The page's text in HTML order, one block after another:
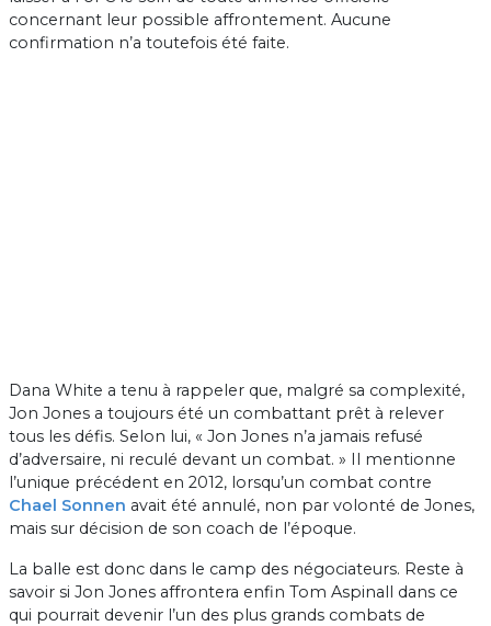
concernant leur possible affrontement. Aucune
confirmation n’a toutefois été faite.
Dana White a tenu à rappeler que, malgré sa complexité,
Jon Jones a toujours été un combattant prêt à relever
tous les défis. Selon lui, « Jon Jones n’a jamais refusé
d’adversaire, ni reculé devant un combat. » Il mentionne
l’unique précédent en 2012, lorsqu’un combat contre
Chael Sonnen avait été annulé, non par volonté de Jones,
mais sur décision de son coach de l’époque.
La balle est donc dans le camp des négociateurs. Reste à
savoir si Jon Jones affrontera enfin Tom Aspinall dans ce
qui pourrait devenir l’un des plus grands combats de